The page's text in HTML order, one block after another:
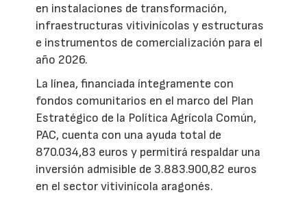
en instalaciones de transformación,
infraestructuras vitivinícolas y estructuras
e instrumentos de comercialización para el
año 2026.
La línea, financiada íntegramente con
fondos comunitarios en el marco del Plan
Estratégico de la Política Agrícola Común,
PAC, cuenta con una ayuda total de
870.034,83 euros y permitirá respaldar una
inversión admisible de 3.883.900,82 euros
en el sector vitivinícola aragonés.